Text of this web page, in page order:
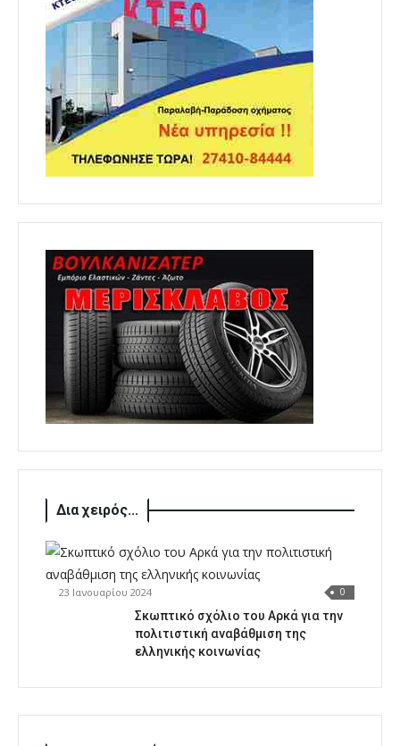
Δια χειρός...
23 Ιανουαρίου 2024 0
Σκωπτικό σχόλιο του Αρκά για την
πολιτιστική αναβάθμιση της
ελληνικής κοινωνίας